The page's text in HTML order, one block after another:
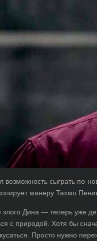
возможность сыграть по-
манеру Тахмо
Дина — теперь уже
с природой. Хотя бы
Просто нужно